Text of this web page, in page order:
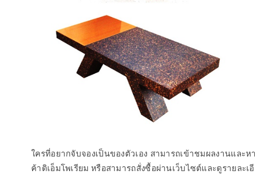
ใครที่อยากจับจองเป็นของตัวเอง สามารถเข้าชมผลงานและ
ค้าดิเอ็มโพเรียม หรือสามารถสั่งซื้อผ่านเว็บไซต์และดูรายละเ